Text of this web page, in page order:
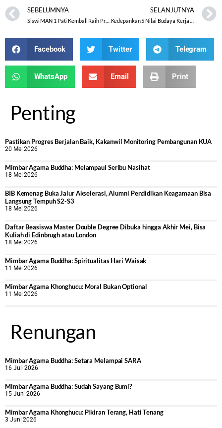
SEBELUMNYA
Siswi MAN 1 Pati Kembali Raih Prestasi
SELANJUTNYA
Facebook Twitter Telegram
WhatsApp Email Print
Penting
Pastikan Progres Berjalan Baik, Kakanwil Monitoring Pembangunan KUA
20 Mei 2026
Mimbar Agama Buddha: Melampaui Seribu Nasihat
18 Mei 2026
BIB Kemenag Buka Jalur Akselerasi, Alumni Pendidikan Keagamaan Bisa
Langsung Tempuh S2-S3
18 Mei 2026
Daftar Beasiswa Master Double Degree Dibuka hingga Akhir Mei, Bisa
Kuliah di Edinbrugh atau London
18 Mei 2026
Mimbar Agama Buddha: Spiritualitas Hari Waisak
11 Mei 2026
Mimbar Agama Khonghucu: Moral Bukan Optional
11 Mei 2026
Renungan
Mimbar Agama Buddha: Setara Melampai SARA
16 Juli 2026
Mimbar Agama Buddha: Sudah Sayang Bumi?
15 Juni 2026
Mimbar Agama Khonghucu: Pikiran Terang, Hati Tenang
3 Juni 2026